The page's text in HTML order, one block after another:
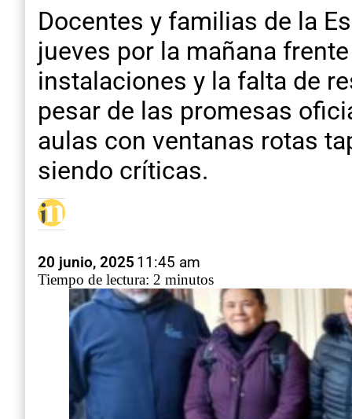
Docentes y familias de la
jueves por la mañana
instalaciones y la falta de
pesar de las promesas
aulas con ventanas rotas
siendo críticas.
20 junio, 2025 11:45 am
Tiempo de lectura: 2 minutos